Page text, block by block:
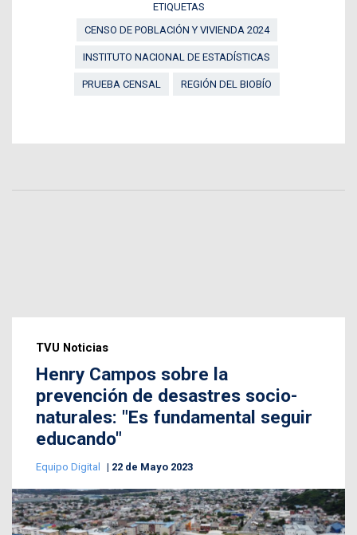
ETIQUETAS
CENSO DE POBLACIÓN Y VIVIENDA 2024
INSTITUTO NACIONAL DE ESTADÍSTICAS
PRUEBA CENSAL REGIÓN DEL BIOBÍO
TVU Noticias
Henry Campos sobre la
prevención de desastres socio-
naturales: "Es fundamental seguir
educando"
Equipo Digital 22 de Mayo 2023